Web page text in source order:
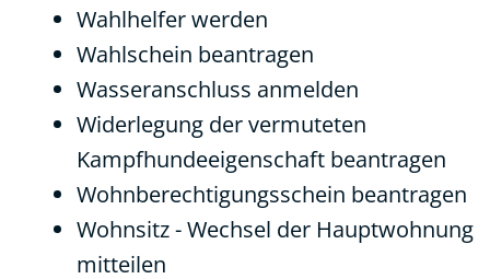
Wahlhelfer werden
Wahlschein beantragen
Wasseranschluss anmelden
Widerlegung der vermuteten
Kampfhundeeigenschaft beantragen
Wohnberechtigungsschein beantragen
Wohnsitz - Wechsel der Hauptwohnung
mitteilen